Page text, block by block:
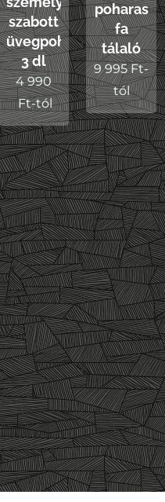
szabott
üvegpoharak
3 dl
4 990
Ft-tól
poharas
fa
tálaló
9 995Ft-
tól